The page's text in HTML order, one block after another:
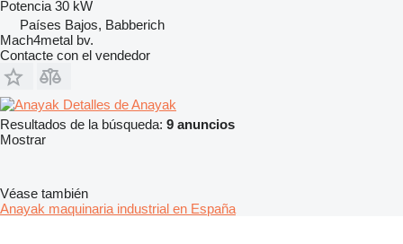
Potencia 30 kW
Países Bajos, Babberich
Mach4metal bv.
Contacte con el vendedor
Detalles de Anayak
Resultados de la búsqueda: 9 anuncios
Mostrar
Véase también
Anayak maquinaria industrial en España